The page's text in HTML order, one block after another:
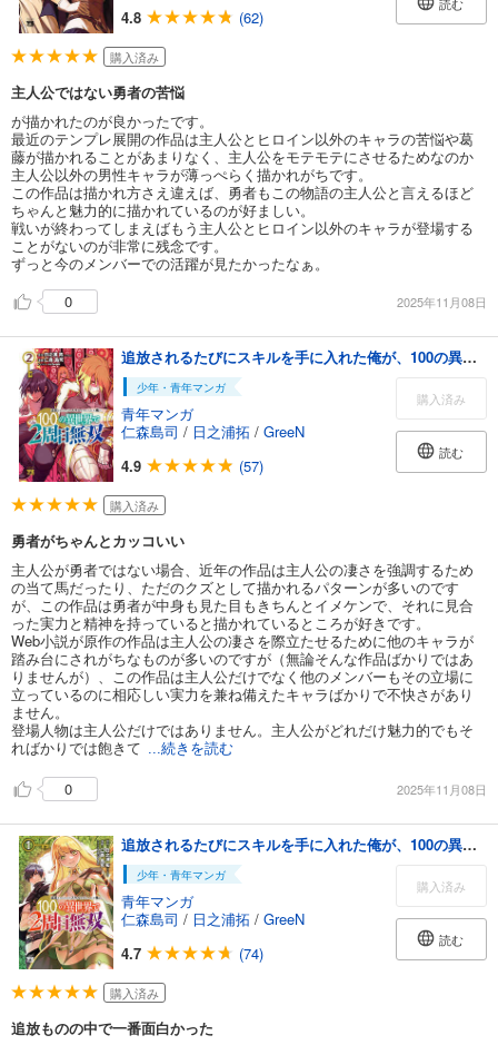
4.8 (62)
購入済み
主人公ではない勇者の苦悩
が描かれたのが良かったです。
最近のテンプレ展開の作品は主人公とヒロイン以外のキャラの苦悩や葛
藤が描かれることがあまりなく、主人公をモテモテにさせるためなのか
主人公以外の男性キャラが薄っぺらく描かれがちです。
この作品は描かれ方さえ違えば、勇者もこの物語の主人公と言えるほど
ちゃんと魅力的に描かれているのが好ましい。
戦いが終わってしまえばもう主人公とヒロイン以外のキャラが登場する
ことがないのが非常に残念です。
ずっと今のメンバーでの活躍が見たかったなぁ。
0
2025年11月08日
追放されるたびにスキルを手に入れた俺が、100の異世界で2周目無双【電子単行本】 2
少年・青年マンガ
青年マンガ
仁森島司 / 日之浦拓 / GreeN
4.9
(57)
購入済み
読む
購入済み
勇者がちゃんとカッコいい
主人公が勇者ではない場合、近年の作品は主人公の凄さを強調するため
の当て馬だったり、ただのクズとして描かれるパターンが多いのです
が、この作品は勇者が中身も見た目もきちんとイメケンで、それに見合
った実力と精神を持っていると描かれているところが好きです。
Web小説が原作の作品は主人公の凄さを際立たせるために他のキャラが
踏み台にされがちなものが多いのですが（無論そんな作品ばかりではあ
りませんが）、この作品は主人公だけでなく他のメンバーもその立場に
立っているのに相応しい実力を兼ね備えたキャラばかりで不快さがあり
ません。
登場人物は主人公だけではありません。主人公がどれだけ魅力的でもそ
ればかりでは飽きて ...続きを読む
0 2025年11月08日
追放されるたびにスキルを手に入れた俺が、100の異世界で2周目無双【電子単行本】 1
少年・青年マンガ
青年マンガ
仁森島司 / 日之浦拓 / GreeN
4.7
(74)
購入済み
読む
購入済み
追放ものの中で一番面白かった